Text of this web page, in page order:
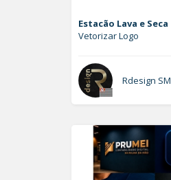
Estacão Lava e Seca
Vetorizar Logo
Rdesign SM